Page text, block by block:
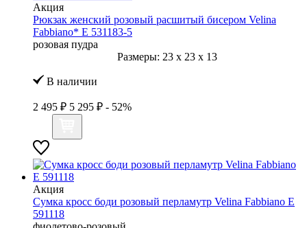
Акция
Рюкзак женский розовый расшитый бисером Velina
Fabbiano* E 531183-5
розовая пудра
Размеры: 23 x 23 x 13
В наличии
2 495 ₽ 5 295 ₽ - 52%
Акция
Сумка кросс боди розовый перламутр Velina Fabbiano E
591118